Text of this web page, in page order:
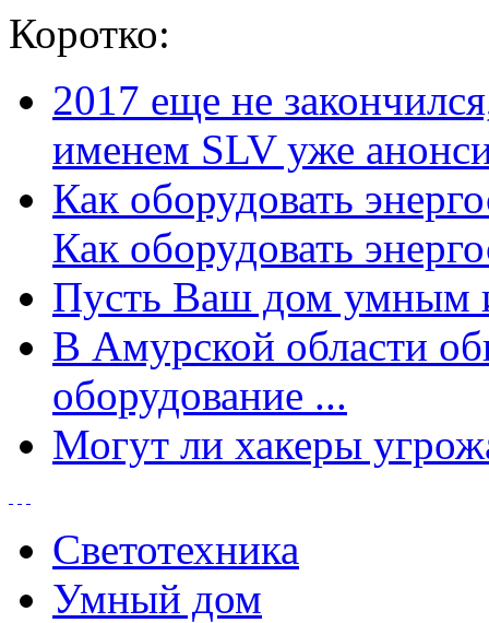
Коротко:
2017 еще не
именем SLV уже
Как оборудовать
Как оборудовать
Пусть Ваш дом умным
В Амурской области
оборудование ...
Могут ли хакеры
Светотехника
Умный дом